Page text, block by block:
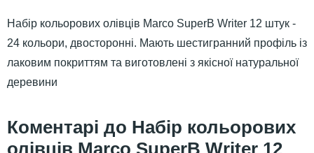
Набір кольорових олівців Marco SuperB Writer 12 штук -
24 кольори, двосторонні. Мають шестигранний профіль із
лаковим покриттям та виготовлені з якісної натуральної
деревини
Набір кольорових
олівців Marco SuperB Writer 12